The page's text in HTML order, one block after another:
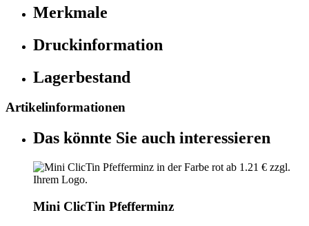
Merkmale
Druckinformation
Lagerbestand
Artikelinformationen
Das könnte Sie auch interessieren
Mini ClicTin Pfefferminz